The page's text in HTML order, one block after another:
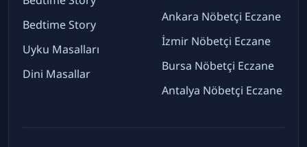
Bedtime Story
Uyku Masalları
Dini Masallar
Ankara Nöbetçi Eczane
İzmir Nöbetçi Eczane
Bursa Nöbetçi Eczane
Antalya Nöbetçi Eczane